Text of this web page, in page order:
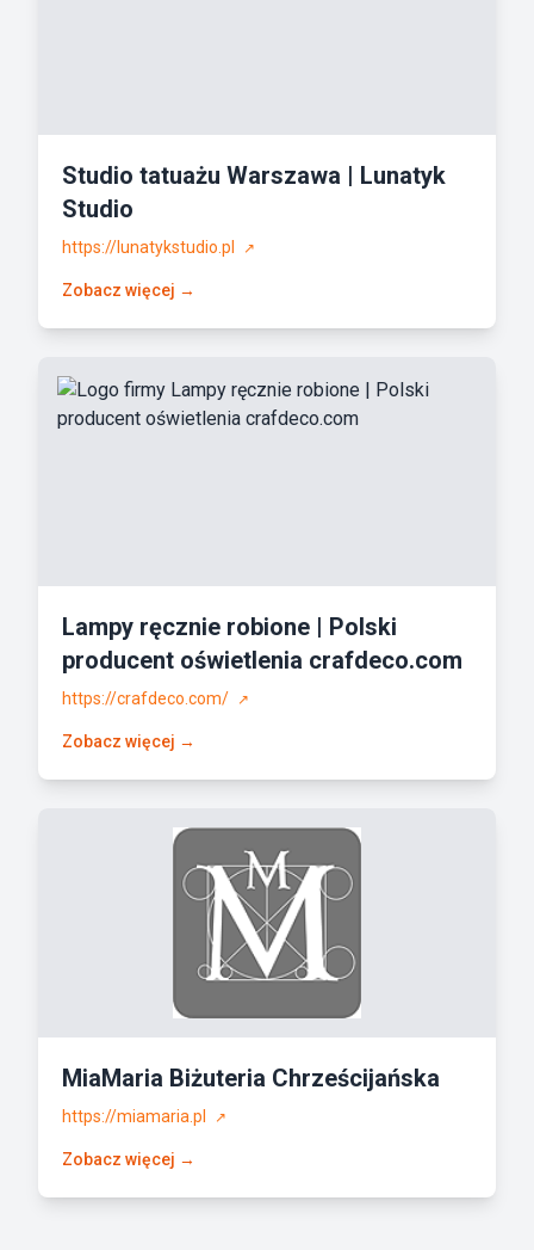
Studio tatuażu Warszawa | Lunatyk
Studio
https://lunatykstudio.pl ↗
Zobacz więcej →
Lampy ręcznie robione | Polski
producent oświetlenia crafdeco.com
https://crafdeco.com/ ↗
Zobacz więcej →
MiaMaria Biżuteria Chrześcijańska
https://miamaria.pl ↗
Zobacz więcej →